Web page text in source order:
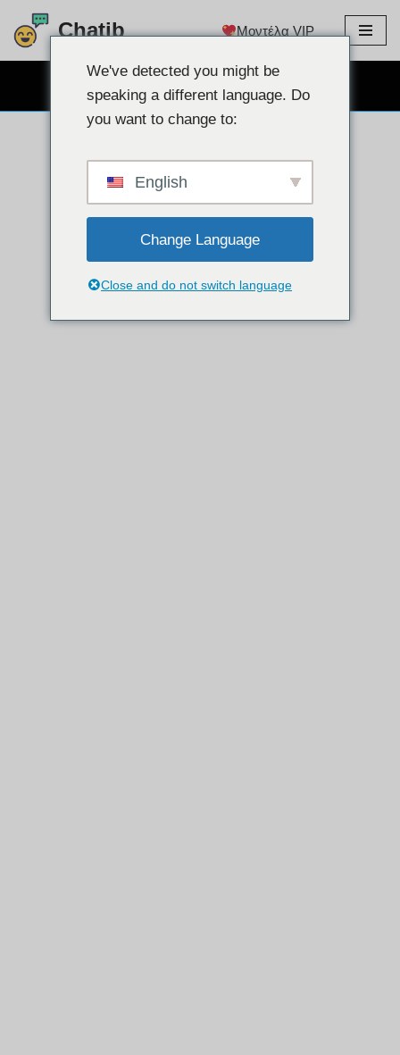
Μετάβαση
περιεχόμενο
Chatib Μοντέλα VIP
We've detected you might be
speaking a different language. Do
you want to change to:
English
Change Language
Close and do not switch language